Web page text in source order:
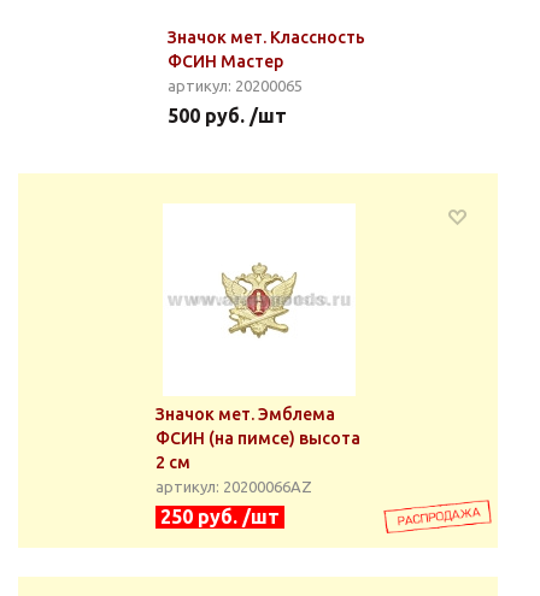
Значок мет. Классность
ФСИН Мастер
артикул: 20200065
500 руб. /шт
Значок мет. Эмблема
ФСИН (на пимсе) высота
2 см
артикул: 20200066АZ
250 руб. /шт